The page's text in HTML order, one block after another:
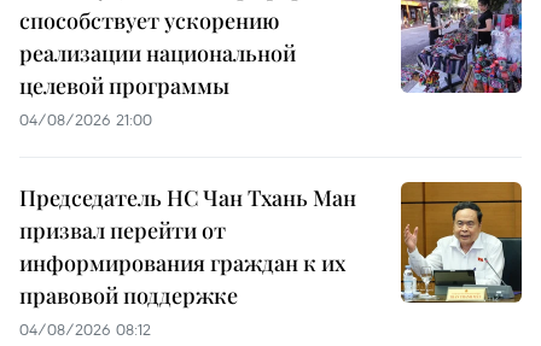
способствует ускорению
реализации национальной
целевой программы
04/08/2026 21:00
Председатель НС Чан Тхань Ман
призвал перейти от
информирования граждан к их
правовой поддержке
04/08/2026 08:12